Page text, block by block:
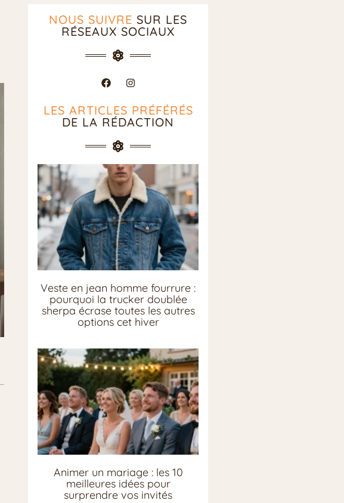
NOUS SUIVRE SUR LES
RÉSEAUX SOCIAUX
LES ARTICLES PRÉFÉRÉS
DE LA RÉDACTION
Veste en jean homme fourrure :
pourquoi la trucker doublée
sherpa écrase toutes les autres
options cet hiver
Animer un mariage : les 10
meilleures idées pour
surprendre vos invités